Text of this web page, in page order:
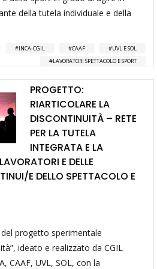
della tutela individuale e della
INCA-CGIL CAAF
UVL E SOL
LAVORATORI SPETTACOLO E SPORT
PROGETTO:
RIARTICOLARE LA
DISCONTINUITÀ – RETE
PER LA TUTELA
INTEGRATA E LA
E DELLE
E DELLO SPETTACOLO E
progetto sperimentale
ideato e realizzato da CGIL
CAAF, UVL, SOL, con la